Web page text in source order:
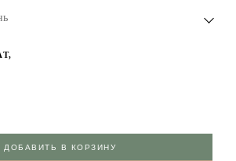
ДОБАВИТЬ В КОРЗИНУ